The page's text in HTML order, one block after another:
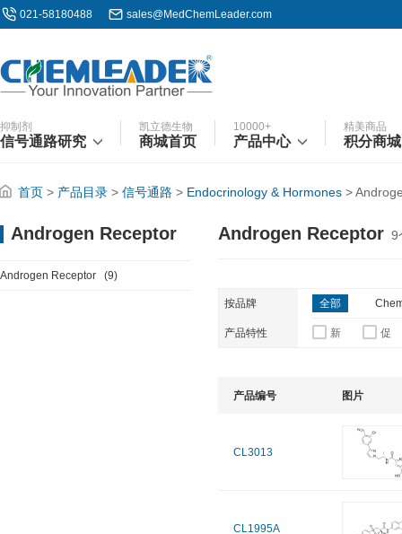
021-58180488 sales@MedChemLeader.com
抑制剂
信号通路研究
凯立德生物
商城首页
10000+
产品中心
精美商品
积分商城
首页 > 产品目录 > 信号通路 > Endocrinology & Hormones >
Androgen Receptor
Androgen Receptor (9)
Androgen Receptor 9
按品牌 全部
产品特性 新 促
产品编号 图片
CL3013
CL1995A